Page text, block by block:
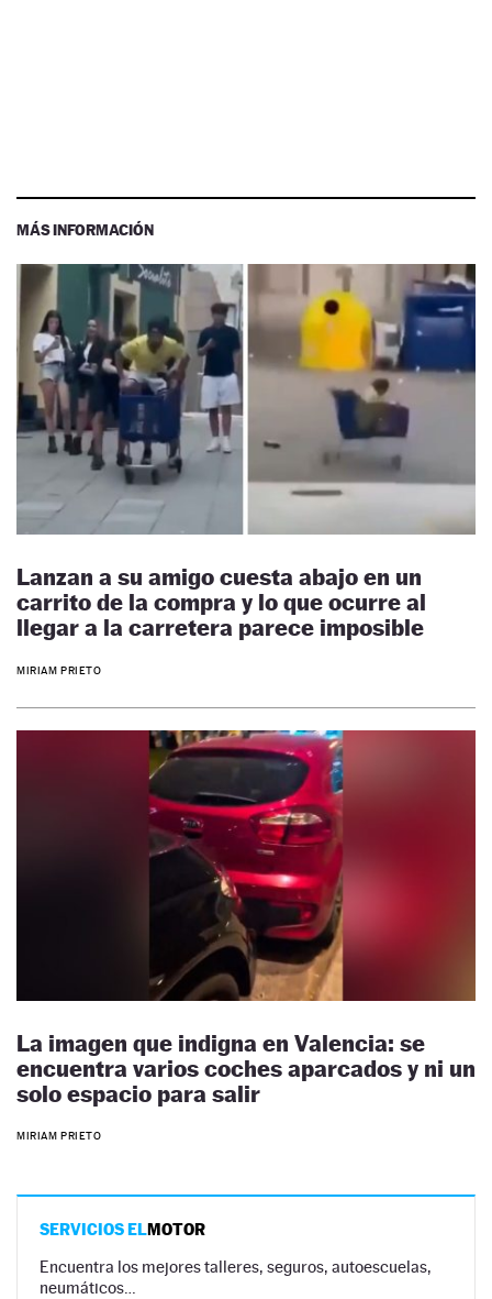
MÁS INFORMACIÓN
Lanzan a su amigo cuesta abajo en un
carrito de la compra y lo que ocurre al
llegar a la carretera parece imposible
MIRIAM PRIETO
La imagen que indigna en Valencia: se
encuentra varios coches aparcados y ni un
solo espacio para salir
MIRIAM PRIETO
SERVICIOS ELMOTOR
Encuentra los mejores talleres, seguros, autoescuelas,
neumáticos…